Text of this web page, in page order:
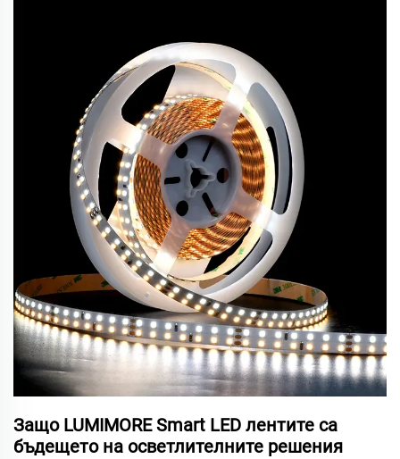
Защо LUMIMORE Smart LED лентите са
бъдещето на осветлителните решения